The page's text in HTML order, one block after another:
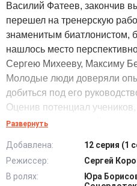
Василий Фатеев, закончив
перешел на тренерскую
знаменитым биатлонистом,
нашлось место
Сергею Михееву, Максиму
Молодые люди доверяли
добиться под его
Оценив потенциал
переходить на новый
будущим талантам места в
Благодаря знакомому
Развернуть
Добавлена:
12 серия (1
Режиссер:
Сергей
В ролях:
Юра